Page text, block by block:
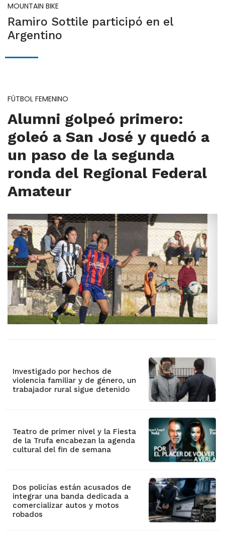
MOUNTAIN BIKE
Ramiro Sottile participó en el
Argentino
FÚTBOL FEMENINO
Alumni golpeó primero:
goleó a San José y quedó a
un paso de la segunda
ronda del Regional Federal
Amateur
Investigado por hechos de
violencia familiar y de género, un
trabajador rural sigue detenido
Teatro de primer nivel y la Fiesta
de la Trufa encabezan la agenda
cultural del fin de semana
Dos policías están acusados de
integrar una banda dedicada a
comercializar autos y motos
robados